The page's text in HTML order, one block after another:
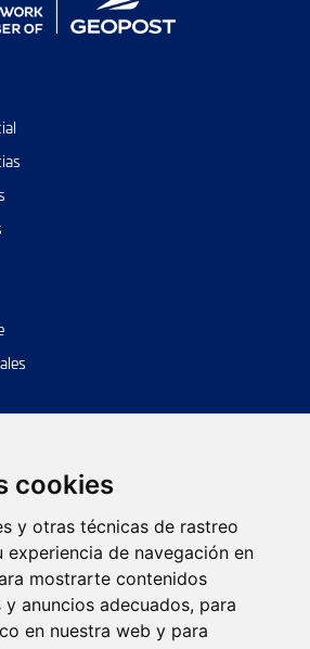
cookies
y otras técnicas de rastreo
experiencia de navegación en
mostrarte contenidos
anuncios adecuados, para
en nuestra web y para
Configurar cookies Política de privacidad